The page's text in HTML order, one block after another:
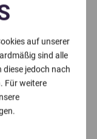
auf unserer
sind alle
diese jedoch nach
Für weitere